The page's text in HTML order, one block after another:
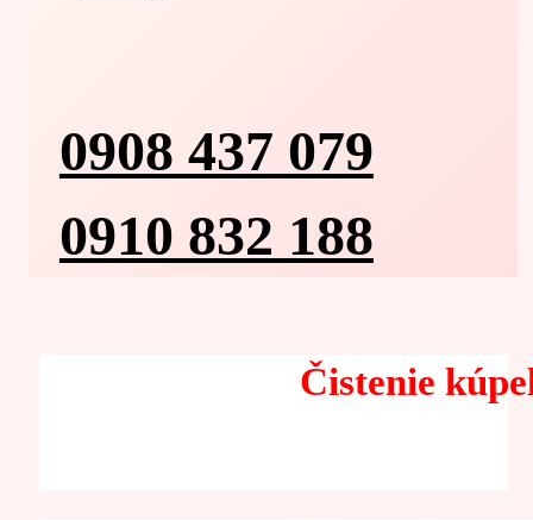
0908 437 079
0910 832 188
Čistenie